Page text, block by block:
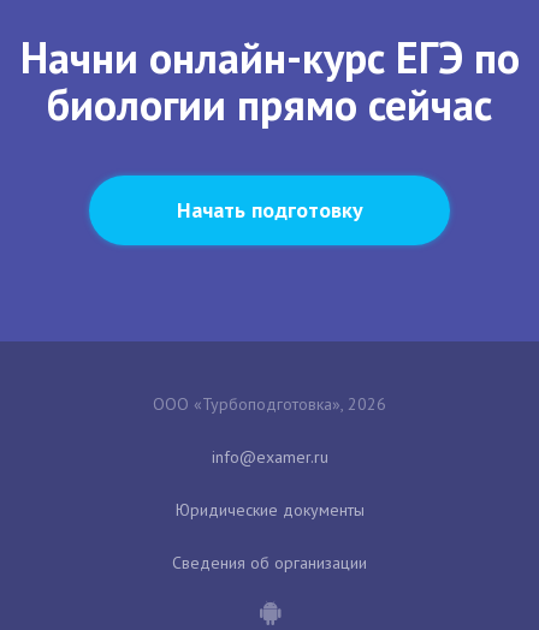
Начни онлайн-курс ЕГЭ по
биологии прямо сейчас
Начать подготовку
ООО «Турбоподготовка», 2026
Юридические документы
Сведения об организации